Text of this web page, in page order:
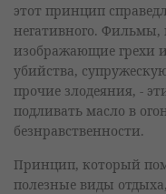
этот принцип
негативного. Фильмы,
изображающие грехи
убийства,
прочие злодеяния, -
подливать масло в
безнравственности.
Принцип, который
полезные виды